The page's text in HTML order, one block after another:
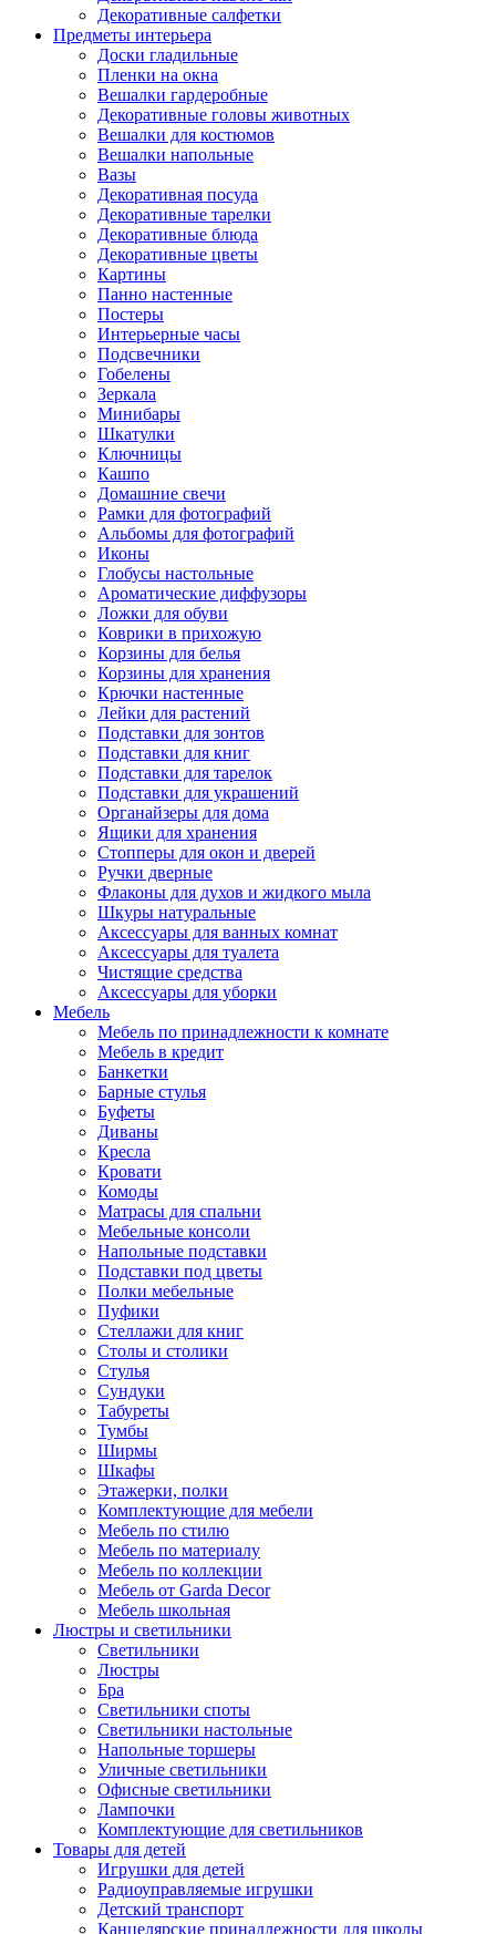
Декоративные салфетки
Предметы интерьера
Доски гладильные
Пленки на окна
Вешалки гардеробные
Декоративные головы животных
Вешалки для костюмов
Вешалки напольные
Вазы
Декоративная посуда
Декоративные тарелки
Декоративные блюда
Декоративные цветы
Картины
Панно настенные
Постеры
Интерьерные часы
Подсвечники
Гобелены
Зеркала
Минибары
Шкатулки
Ключницы
Кашпо
Домашние свечи
Рамки для фотографий
Альбомы для фотографий
Иконы
Глобусы настольные
Ароматические диффузоры
Ложки для обуви
Коврики в прихожую
Корзины для белья
Корзины для хранения
Крючки настенные
Лейки для растений
Подставки для зонтов
Подставки для книг
Подставки для тарелок
Подставки для украшений
Органайзеры для дома
Ящики для хранения
Стопперы для окон и дверей
Ручки дверные
Флаконы для духов и жидкого мыла
Шкуры натуральные
Аксессуары для ванных комнат
Аксессуары для туалета
Чистящие средства
Аксессуары для уборки
Мебель
Мебель по принадлежности к комнате
Мебель в кредит
Банкетки
Барные стулья
Буфеты
Диваны
Кресла
Кровати
Комоды
Матрасы для спальни
Мебельные консоли
Напольные подставки
Подставки под цветы
Полки мебельные
Пуфики
Стеллажи для книг
Столы и столики
Стулья
Сундуки
Табуреты
Тумбы
Ширмы
Шкафы
Этажерки, полки
Комплектующие для мебели
Мебель по стилю
Мебель по материалу
Мебель по коллекции
Мебель от Garda Decor
Мебель школьная
Люстры и светильники
Светильники
Люстры
Бра
Светильники споты
Светильники настольные
Напольные торшеры
Уличные светильники
Офисные светильники
Лампочки
Комплектующие для светильников
Товары для детей
Игрушки для детей
Радиоуправляемые игрушки
Детский транспорт
Канцелярские принадлежности для школы